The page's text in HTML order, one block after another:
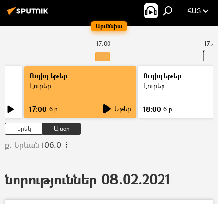
Արմենիա
ՀԱՅ
17:00
Ուղիղ եթեր
Լուրեր
17:00 6 ր Եթեր
Ուղիղ եթեր
Լուրեր
18:00 6 ր
Երեկ Այսօր
ք. Երևան 106.0
նորություններ 08.02.2021